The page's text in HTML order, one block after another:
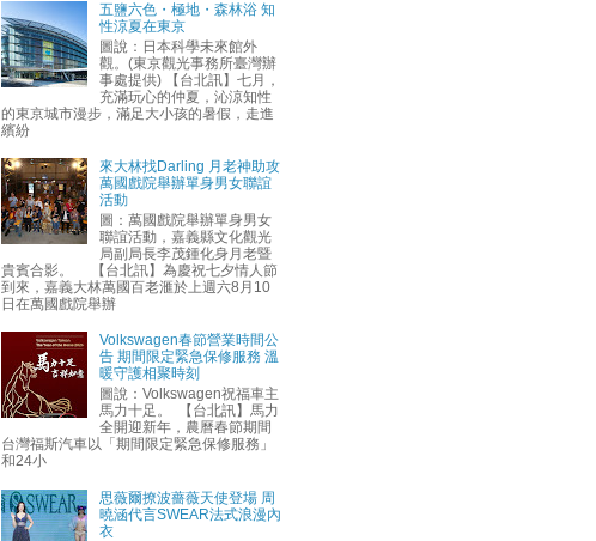
五鹽六色・極地・森林浴 知
性涼夏在東京
圖說：日本科學未來館外
觀。(東京觀光事務所臺灣辦
事處提供) 【台北訊】七月，
充滿玩心的仲夏，沁涼知性
的東京城市漫步，滿足大小孩的暑假，走進
繽紛
來大林找Darling 月老神助攻
萬國戲院舉辦單身男女聯誼
活動
圖：萬國戲院舉辦單身男女
聯誼活動，嘉義縣文化觀光
局副局長李茂鍾化身月老暨
貴賓合影。 【台北訊】為慶祝七夕情人節
到來，嘉義大林萬國百老滙於上週六8月10
日在萬國戲院舉辦
Volkswagen春節營業時間公
告 期間限定緊急保修服務 溫
暖守護相聚時刻
圖說：Volkswagen祝福車主
馬力十足。 【台北訊】馬力
全開迎新年，農曆春節期間
台灣福斯汽車以「期間限定緊急保修服務」
和24小
思薇爾撩波薔薇天使登場 周
曉涵代言SWEAR法式浪漫內
衣